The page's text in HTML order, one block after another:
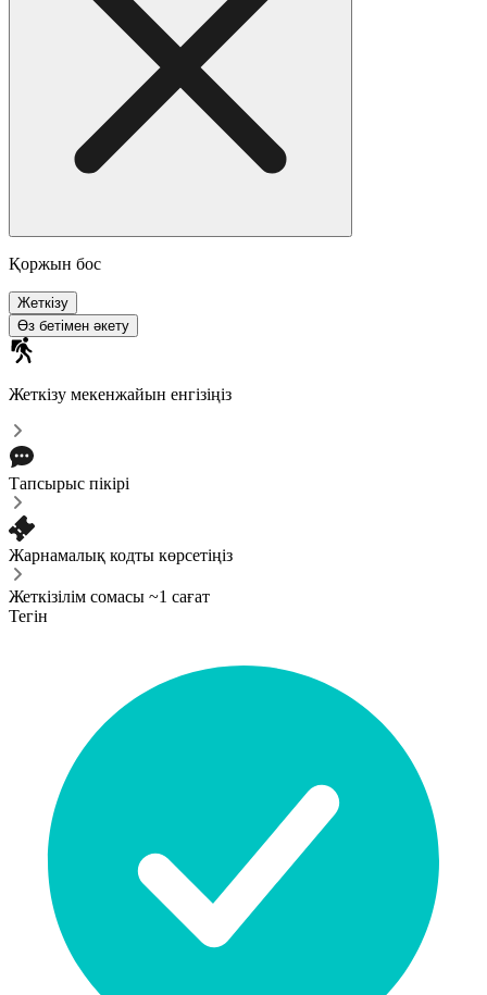
Қоржын бос
Жеткізу
Өз бетімен әкету
Жеткізу мекенжайын енгізіңіз
Тапсырыс пікірі
Жарнамалық кодты көрсетіңіз
Жеткізілім сомасы ~1 сағат
Тегін